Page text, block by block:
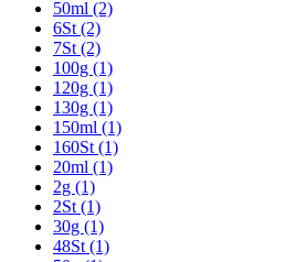
50ml (2)
6St (2)
7St (2)
100g (1)
120g (1)
130g (1)
150ml (1)
160St (1)
20ml (1)
2g (1)
2St (1)
30g (1)
48St (1)